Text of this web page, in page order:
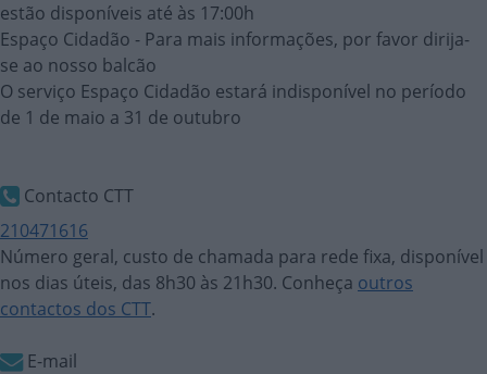
estão disponíveis até às 17:00h
Espaço Cidadão - Para mais informações, por favor dirija-
se ao nosso balcão
O serviço Espaço Cidadão estará indisponível no período
de 1 de maio a 31 de outubro
Contacto CTT
210471616
Número geral, custo de chamada para rede fixa, disponível
nos dias úteis, das 8h30 às 21h30. Conheça outros
contactos dos CTT.
E-mail